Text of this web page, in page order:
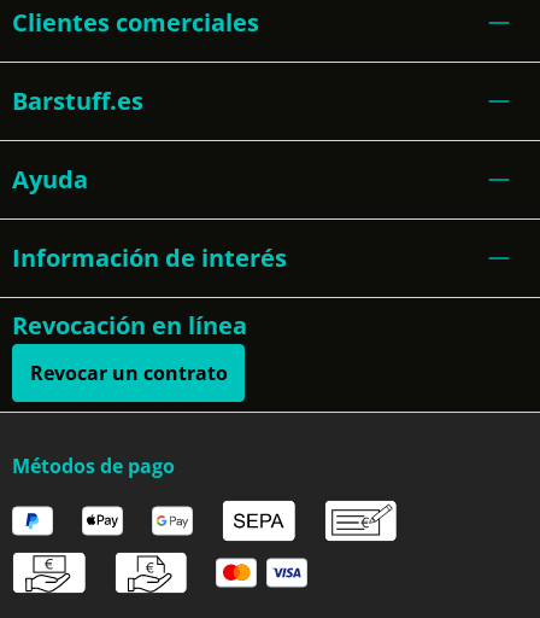
Clientes comerciales
Barstuff.es
Ayuda
Información de interés
Revocación en línea
Revocar un contrato
Métodos de pago